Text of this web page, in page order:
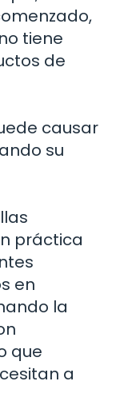
tiene
de
causar
su
práctica
en
la
que
a